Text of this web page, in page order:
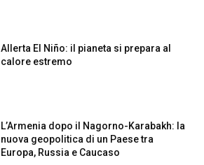
Allerta El Niño: il pianeta si prepara al
calore estremo
L’Armenia dopo il Nagorno-Karabakh: la
nuova geopolitica di un Paese tra
Europa, Russia e Caucaso